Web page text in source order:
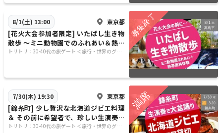
8/1(土) 13:00 東京都
[花火大会参加者限定] いたばし生き物
散歩 〜ミニ動物園でのふれあい＆熱帯
雨林体験 and ミニ水族館〜
トリトリ：30-40代の旅ゲート ＜旅行・世界のグル
7/30(木) 19:30 東京都
[錦糸町] 少し贅沢な北海道ジビエ料理
＆ その前に希望者で、珍しい生演奏で
ロックな盆踊り！
トリトリ：30-40代の旅ゲート ＜旅行・世界のグル